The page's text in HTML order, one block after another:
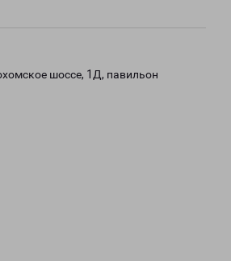
шоссе, 1Д, павильон